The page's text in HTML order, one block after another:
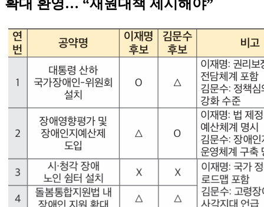
확대 환영… “재원대책 제시해야”